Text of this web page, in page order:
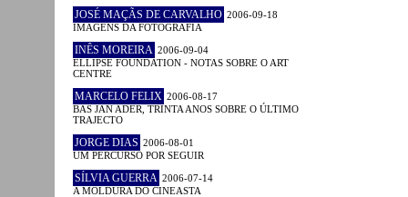
JOSÉ MAÇÃS DE CARVALHO 2006-09-18
IMAGENS DA FOTOGRAFIA
INÊS MOREIRA 2006-09-04
ELLIPSE FOUNDATION - NOTAS SOBRE O ART
CENTRE
MARCELO FELIX 2006-08-17
BAS JAN ADER, TRINTA ANOS SOBRE O ÚLTIMO
TRAJECTO
JORGE DIAS 2006-08-01
UM PERCURSO POR SEGUIR
SÍLVIA GUERRA 2006-07-14
A MOLDURA DO CINEASTA